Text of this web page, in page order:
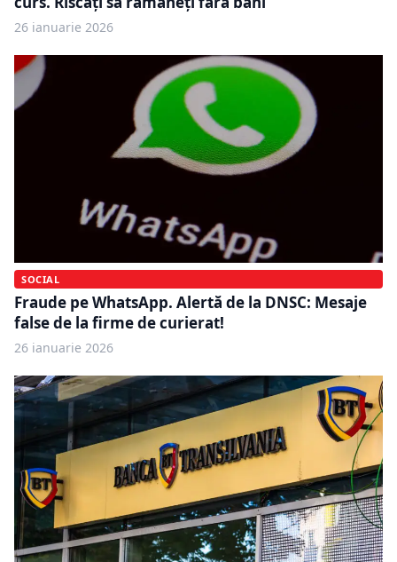
26 ianuarie 2026
SOCIAL
Fraude pe WhatsApp. Alertă de la DNSC: Mesaje
false de la firme de curierat!
26 ianuarie 2026